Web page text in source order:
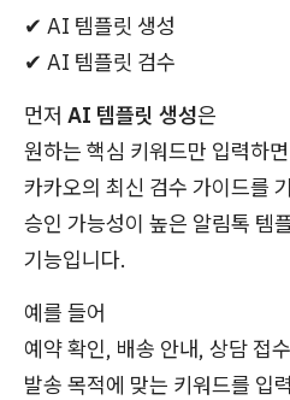
✔ AI 템플릿 생성
✔ AI 템플릿 검수
먼저 AI 템플릿 생성은
원하는 핵심 키워드만 입력하면
카카오의 최신 검수 가이드를
승인 가능성이 높은 알림톡 템
기능입니다.
예를 들어
예약 확인, 배송 안내, 상담 접
발송 목적에 맞는 키워드를 입